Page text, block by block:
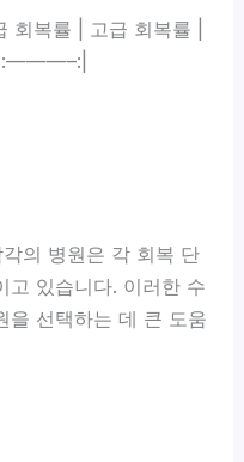
회복률 | 고급 회복률 |
의 병원은 각 회복 단
고 있습니다. 이러한 수
을 선택하는 데 큰 도움